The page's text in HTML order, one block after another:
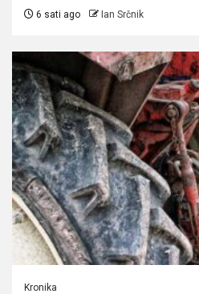
6 sati ago Ian Srčnik
Kronika